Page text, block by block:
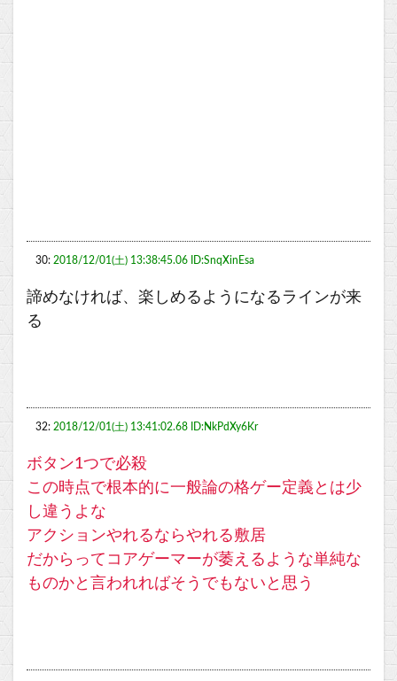
30: 2018/12/01(土) 13:38:45.06 ID:SnqXinEsa
諦めなければ、楽しめるようになるラインが来
る
32: 2018/12/01(土) 13:41:02.68 ID:NkPdXy6Kr
ボタン1つで必殺
この時点で根本的に一般論の格ゲー定義とは少
し違うよな
アクションやれるならやれる敷居
だからってコアゲーマーが萎えるような単純な
ものかと言われればそうでもないと思う